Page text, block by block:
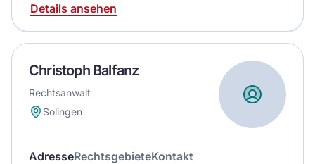
Details ansehen
Christoph Balfanz
Rechtsanwalt
Solingen
AdresseRechtsgebieteKontakt